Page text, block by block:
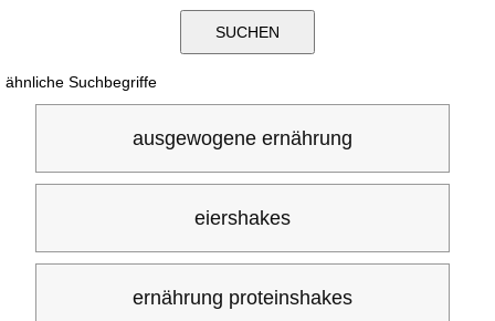
ähnliche Suchbegriffe
ausgewogene ernährung
eiershakes
ernährung proteinshakes